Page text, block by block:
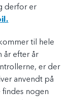
derfor er
til hele
år efter år
er der
anvendt på
nogen